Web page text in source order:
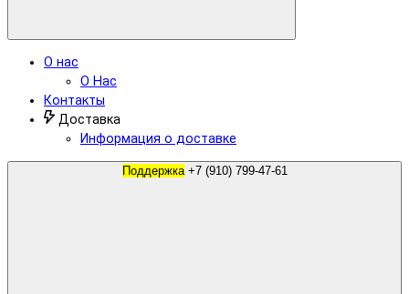
О нас
О Нас
Контакты
Доставка
Информация о доставке
Поддержка +7 (910) 799-47-61